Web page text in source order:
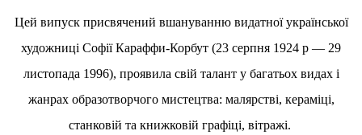
Цей випуск присвячений вшануванню видатної української
художниці Софії Караффи-Корбут (23 серпня 1924 р — 29
листопада 1996), проявила свій талант у багатьох видах і
жанрах образотворчого мистецтва: малярстві, кераміці,
станковій та книжковій графіці, вітражі.